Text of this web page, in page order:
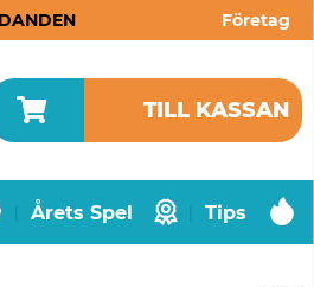
Företag
TILL KASSAN
Årets Spel Tips